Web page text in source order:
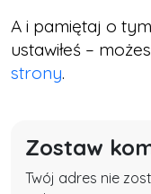
A i pamiętaj o
ustawiłeś –
strony.
Zostaw
Twój adres nie